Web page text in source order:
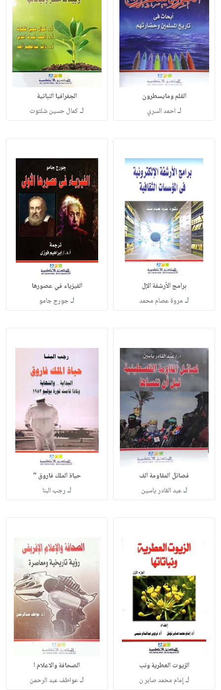
القلم ومايسطرون
لـ احمد السري
الجفرافيا النباتية
لـكمال حسين شلتوت
برامج الأرشفة الإل
لـ مروة عصام محمد
الفيزياء في عصورها
لـجورج جامو
فصائل المقاومة الف
لـعبد القادر ياسين
حياة الملك فاروق "
لـ رجب البنا
الزيوت العطرية ونب
لـإمام محمد صابر ن
الصحافة والاعلام ا
لـعواطف عبد الرحمن